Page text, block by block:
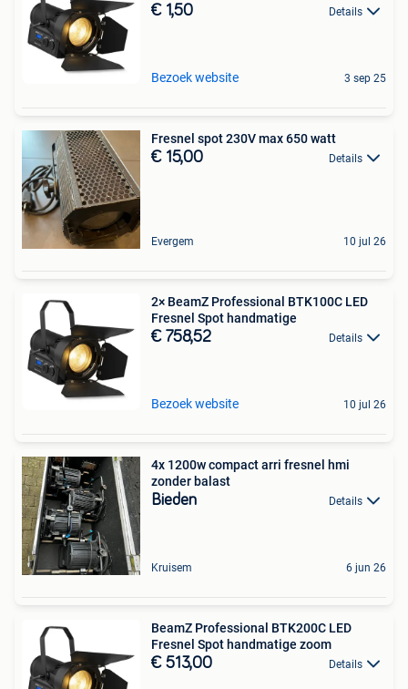
€ 1,50 Details
Bezoek website 3 sep 25
Fresnel spot 230V max 650 watt
€ 15,00 Details
Evergem 10 jul 26
2× BeamZ Professional BTK100C LED
Fresnel Spot handmatige
€ 758,52 Details
Bezoek website 10 jul 26
4x 1200w compact arri fresnel hmi
zonder balast
Bieden Details
Kruisem 6 jun 26
BeamZ Professional BTK200C LED
Fresnel Spot handmatige zoom
€ 513,00 Details